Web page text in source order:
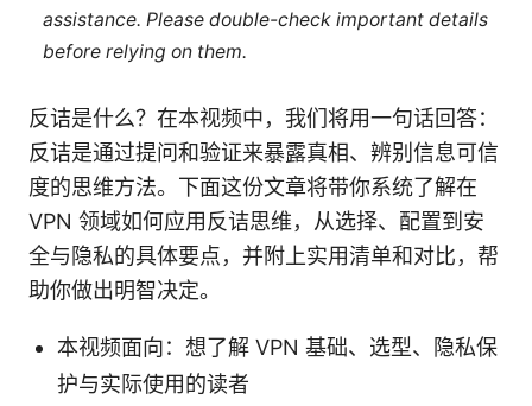
assistance. Please double-check important details
before relying on them.
反诘是什么？在本视频中，我们将用一句话回答：
反诘是通过提问和验证来暴露真相、辨别信息可信
度的思维方法。下面这份文章将带你系统了解在
VPN 领域如何应用反诘思维，从选择、配置到安
全与隐私的具体要点，并附上实用清单和对比，帮
助你做出明智决定。
本视频面向：想了解 VPN 基础、选型、隐私保
护与实际使用的读者